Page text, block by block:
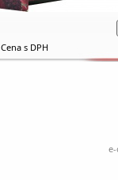
Cena s DPH